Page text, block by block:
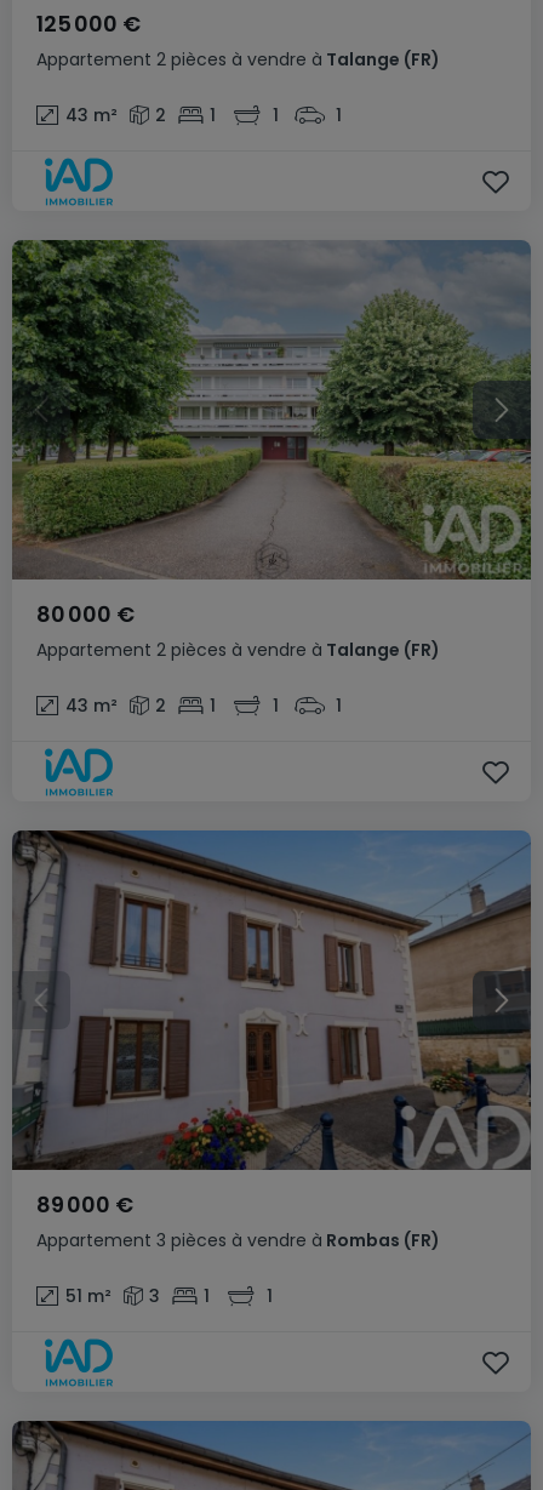
Appartement 2 pièces à vendre à Talange (FR)
125 000 €
43 m² 2 1 1 1
Appartement 2 pièces à vendre à Talange (FR)
80 000 €
43 m² 2 1 1 1
Appartement 3 pièces à vendre à Rombas (FR)
89 000 €
51 m² 3 1 1